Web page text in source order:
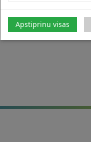
Apstiprinu visas